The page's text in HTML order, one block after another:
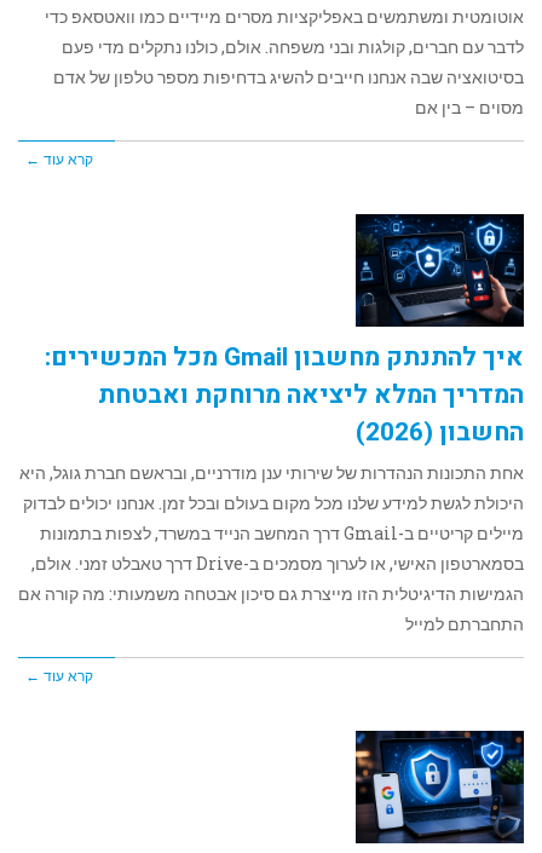
אוטומטית ומשתמשים באפליקציות מסרים מיידיים כמו וואטסאפ כדי
לדבר עם חברים, קולגות ובני משפחה. אולם, כולנו נתקלים מדי פעם
בסיטואציה שבה אנחנו חייבים להשיג בדחיפות מספר טלפון של אדם
מסוים – בין אם
קרא עוד ←
איך להתנתק מחשבון Gmail מכל המכשירים:
המדריך המלא ליציאה מרוחקת ואבטחת
החשבון (2026)
אחת התכונות הנהדרות של שירותי ענן מודרניים, ובראשם חברת גוגל, היא
היכולת לגשת למידע שלנו מכל מקום בעולם ובכל זמן. אנחנו יכולים לבדוק
מיילים קריטיים ב-Gmail דרך המחשב הנייד במשרד, לצפות בתמונות
בסמארטפון האישי, או לערוך מסמכים ב-Drive דרך טאבלט זמני. אולם,
הגמישות הדיגיטלית הזו מייצרת גם סיכון אבטחה משמעותי: מה קורה אם
התחברתם למייל
קרא עוד ←